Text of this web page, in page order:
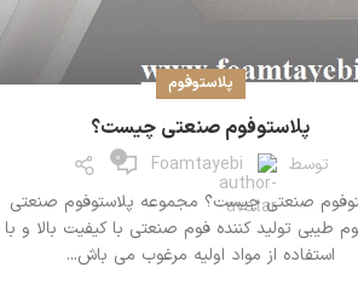
پلاستوفوم
پلاستوفوم صنعتی چیست؟
توسط Foamtayebi
0
صنعتی چیست؟ مجموعه پلاستوفوم صنعتی
طیبی تولید کننده فوم صنعتی با کیفیت بالا و با
استفاده از مواد اولیه مرغوب می باش...